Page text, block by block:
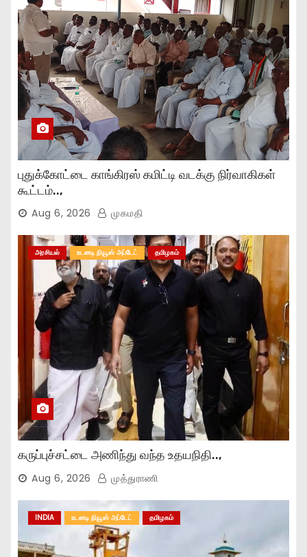
புதுக்கோட்டை காங்கிரஸ் கமிட்டி வடக்கு நிர்வாகிகள்
கூட்டம்..,
Aug 6, 2026 முகமதி
அரசியல் உடனடி நியூஸ் அப்டேட் தமிழகம்
கருப்புச்சட்டை அணிந்து வந்த உதயநிதி..,
Aug 6, 2026 முத்துராணி
INDIA உடனடி நியூஸ் அப்டேட் தமிழகம்